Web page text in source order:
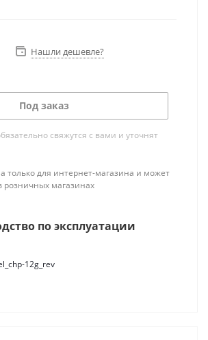
CHP-12.Нашли дешевле?
Под заказ
свяжутся с вами и уточнят
только для интернет-магазина и может
розничных магазинах
по эксплуатации
12g_rev